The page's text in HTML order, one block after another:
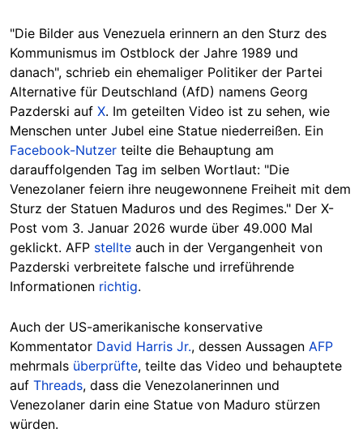
"Die Bilder aus Venezuela erinnern an den Sturz des
Kommunismus im Ostblock der Jahre 1989 und
danach", schrieb ein ehemaliger Politiker der Partei
Alternative für Deutschland (AfD) namens Georg
Pazderski auf X. Im geteilten Video ist zu sehen, wie
Menschen unter Jubel eine Statue niederreißen. Ein
Facebook-Nutzer teilte die Behauptung am
darauffolgenden Tag im selben Wortlaut: "Die
Venezolaner feiern ihre neugewonnene Freiheit mit dem
Sturz der Statuen Maduros und des Regimes." Der X-
Post vom 3. Januar 2026 wurde über 49.000 Mal
geklickt. AFP stellte auch in der Vergangenheit von
Pazderski verbreitete falsche und irreführende
Informationen richtig.
Auch der US-amerikanische konservative
Kommentator David Harris Jr., dessen Aussagen AFP
mehrmals überprüfte, teilte das Video und behauptete
auf Threads, dass die Venezolanerinnen und
Venezolaner darin eine Statue von Maduro stürzen
würden.